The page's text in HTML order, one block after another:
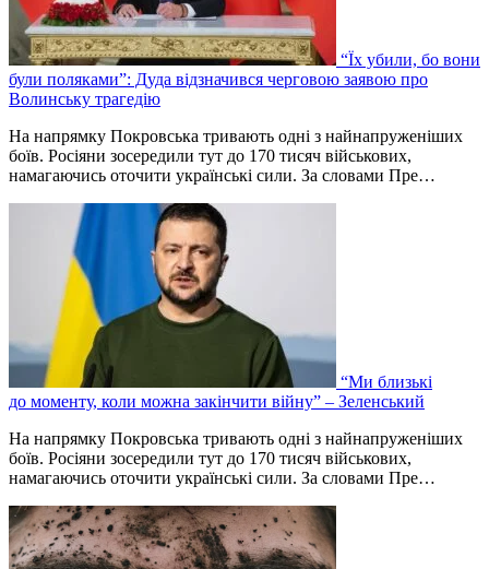
“Їх убили, бо вони
були поляками”: Дуда відзначився черговою заявою про
Волинську трагедію
На напрямку Покровська тривають одні з найнапруженіших
боїв. Росіяни зосередили тут до 170 тисяч військових,
намагаючись оточити українські сили. За словами Пре…
“Ми близькі
до моменту, коли можна закінчити війну” – Зеленський
На напрямку Покровська тривають одні з найнапруженіших
боїв. Росіяни зосередили тут до 170 тисяч військових,
намагаючись оточити українські сили. За словами Пре…